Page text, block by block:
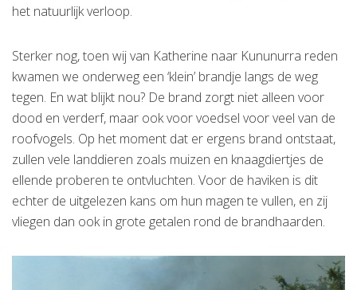
het natuurlijk verloop.
Sterker nog, toen wij van Katherine naar Kununurra reden
kwamen we onderweg een ‘klein’ brandje langs de weg
tegen. En wat blijkt nou? De brand zorgt niet alleen voor
dood en verderf, maar ook voor voedsel voor veel van de
roofvogels. Op het moment dat er ergens brand ontstaat,
zullen vele landdieren zoals muizen en knaagdiertjes de
ellende proberen te ontvluchten. Voor de haviken is dit
echter de uitgelezen kans om hun magen te vullen, en zij
vliegen dan ook in grote getalen rond de brandhaarden.